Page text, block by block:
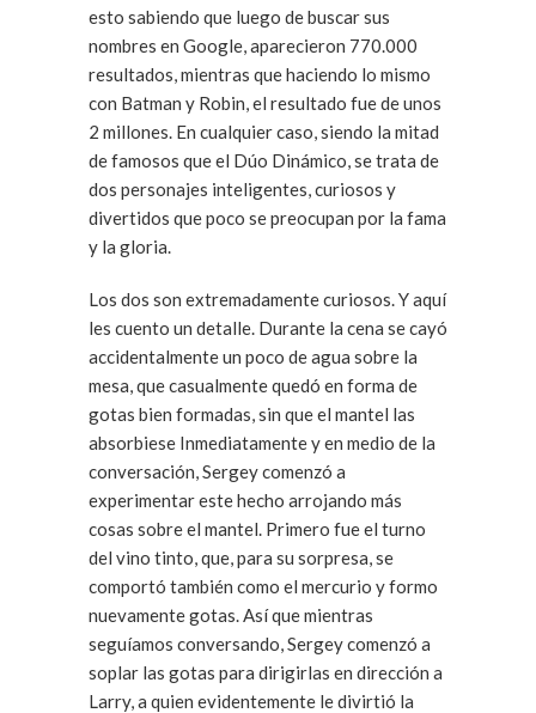
esto sabiendo que luego de buscar sus
nombres en Google, aparecieron 770.000
resultados, mientras que haciendo lo mismo
con Batman y Robin, el resultado fue de unos
2 millones. En cualquier caso, siendo la mitad
de famosos que el Dúo Dinámico, se trata de
dos personajes inteligentes, curiosos y
divertidos que poco se preocupan por la fama
y la gloria.
Los dos son extremadamente curiosos. Y aquí
les cuento un detalle. Durante la cena se cayó
accidentalmente un poco de agua sobre la
mesa, que casualmente quedó en forma de
gotas bien formadas, sin que el mantel las
absorbiese Inmediatamente y en medio de la
conversación, Sergey comenzó a
experimentar este hecho arrojando más
cosas sobre el mantel. Primero fue el turno
del vino tinto, que, para su sorpresa, se
comportó también como el mercurio y formo
nuevamente gotas. Así que mientras
seguíamos conversando, Sergey comenzó a
soplar las gotas para dirigirlas en dirección a
Larry, a quien evidentemente le divirtió la